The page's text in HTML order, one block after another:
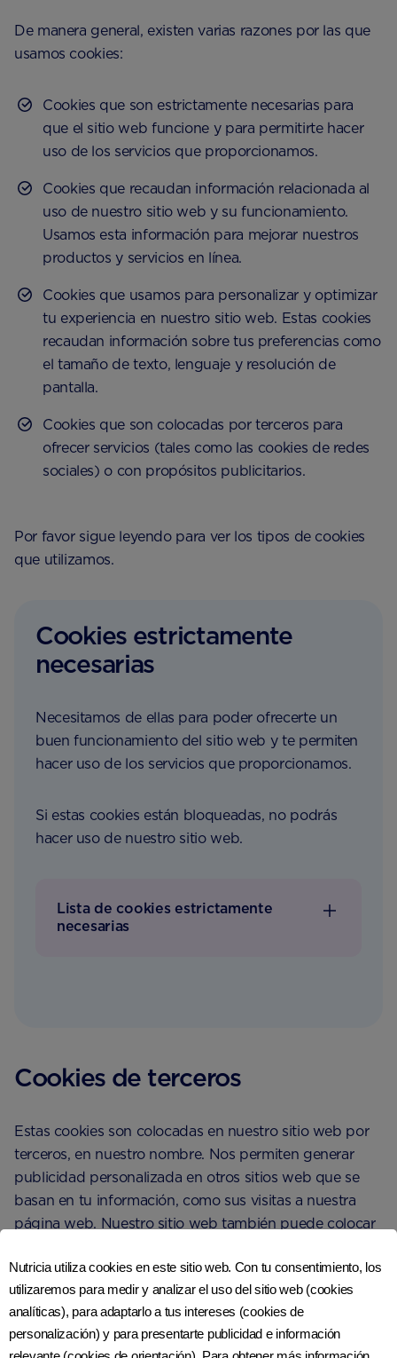
De manera general, existen varias razones por las que
usamos cookies:
Cookies que son estrictamente necesarias para
que el sitio web funcione y para permitirte hacer
uso de los servicios que proporcionamos.
Cookies que recaudan información relacionada al
uso de nuestro sitio web y su funcionamiento.
Usamos esta información para mejorar nuestros
productos y servicios en línea.
Cookies que usamos para personalizar y optimizar
tu experiencia en nuestro sitio web. Estas cookies
recaudan información sobre tus preferencias como
el tamaño de texto, lenguaje y resolución de
pantalla.
Cookies que son colocadas por terceros para
ofrecer servicios (tales como las cookies de redes
sociales) o con propósitos publicitarios.
Por favor sigue leyendo para ver los tipos de cookies
que utilizamos.
Cookies estrictamente
necesarias
Necesitamos de ellas para poder ofrecerte un
buen funcionamiento del sitio web y te permiten
hacer uso de los servicios que proporcionamos.
Si estas cookies están bloqueadas, no podrás
hacer uso de nuestro sitio web.
Lista de cookies estrictamente
necesarias
Cookies de terceros
Estas cookies son colocadas en nuestro sitio web por
terceros, en nuestro nombre. Nos permiten generar
publicidad personalizada en otros sitios web que se
basan en tu información, como sus visitas a nuestra
página web. Nuestro sitio web también puede colocar
ejemplo: haciendo click en el logo de Facebook para
compartir un artículo.
No proporcionamos información personal a terceros
Nutricia utiliza cookies en este sitio web. Con tu consentimiento, los
utilizaremos para medir y analizar el uso del sitio web (cookies
analíticas), para adaptarlo a tus intereses (cookies de
personalización) y para presentarte publicidad e información